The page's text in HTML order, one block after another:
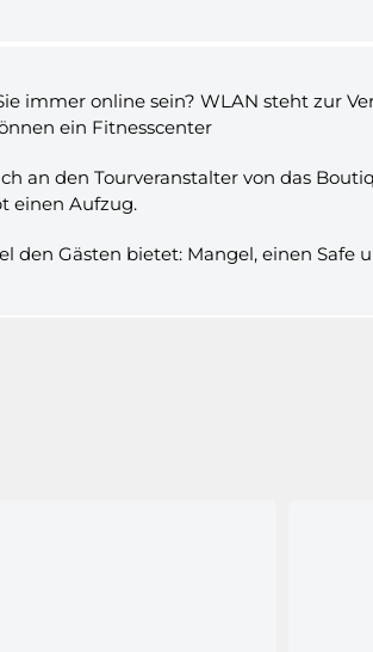
immer online sein? WLAN steht zur
ein Fitnesscenter
an den Tourveranstalter von das
einen Aufzug.
den Gästen bietet: Mangel, einen Safe